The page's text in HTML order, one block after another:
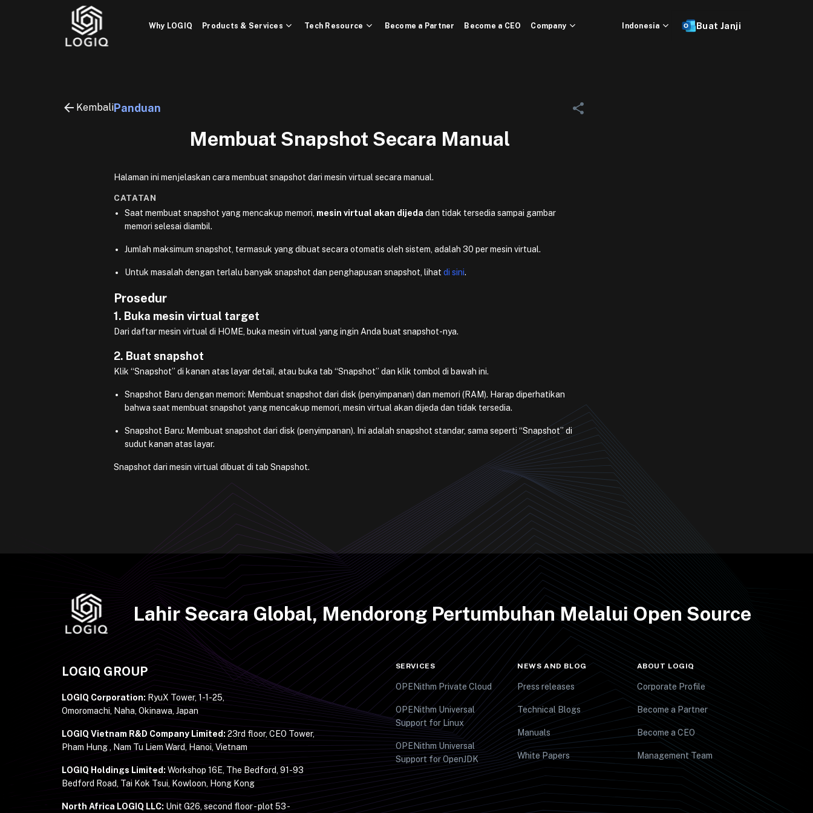
Why LOGIQ Products & Services Tech Resource Become a Partner Become a CEO Company Indonesia Buat Janji
KembaliPanduan
Membuat Snapshot Secara Manual
Halaman ini menjelaskan cara membuat snapshot dari mesin virtual secara manual.
CATATAN
Saat membuat snapshot yang mencakup memori, mesin virtual akan dijeda dan tidak tersedia sampai gambar
memori selesai diambil.
Jumlah maksimum snapshot, termasuk yang dibuat secara otomatis oleh sistem, adalah 30 per mesin virtual.
Untuk masalah dengan terlalu banyak snapshot dan penghapusan snapshot, lihatdi sini.
Prosedur
1. Buka mesin virtual target
Dari daftar mesin virtual di HOME, buka mesin virtual yang ingin Anda buat snapshot-nya.
2. Buat snapshot
Klik “Snapshot” di kanan atas layar detail, atau buka tab “Snapshot” dan klik tombol di bawah ini.
Snapshot Baru dengan memori: Membuat snapshot dari disk (penyimpanan) dan memori (RAM). Harap diperhatikan
bahwa saat membuat snapshot yang mencakup memori, mesin virtual akan dijeda dan tidak tersedia.
Snapshot Baru: Membuat snapshot dari disk (penyimpanan). Ini adalah snapshot standar, sama seperti “Snapshot” di
sudut kanan atas layar.
Snapshot dari mesin virtual dibuat di tab Snapshot.
Lahir Secara Global, Mendorong Pertumbuhan Melalui Open Source
LOGIQ GROUP
LOGIQ Corporation: RyuX Tower, 1-1-25,
Omoromachi, Naha, Okinawa, Japan
LOGIQ Vietnam R&D Company Limited: 23rd floor, CEO Tower,
Pham Hung , Nam Tu Liem Ward, Hanoi, Vietnam
LOGIQ Holdings Limited: Workshop 16E, The Bedford, 91-93
Bedford Road, Tai Kok Tsui, Kowloon, Hong Kong
North Africa LOGIQ LLC:Unit G26, second floor - plot 53 -
SERVICES
OPENithm Private Cloud
OPENithm Universal
Support for Linux
OPENithm Universal
Support for OpenJDK
NEWS AND BLOG
Press releases
Technical Blogs
Manuals
White Papers
ABOUT LOGIQ
Corporate Profile
Become a Partner
Become a CEO
Management Team